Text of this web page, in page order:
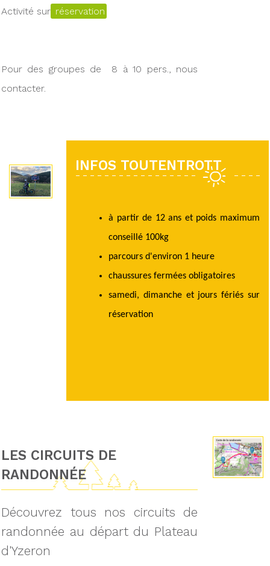
Activité sur réservation
Pour des groupes de 8 à 10 pers., nous
contacter.
INFOS TOUTENTROTT
à partir de 12 ans et poids maximum
conseillé 100kg
parcours d'environ 1 heure
chaussures fermées obligatoires
samedi, dimanche et jours fériés sur
réservation
LES CIRCUITS DE
RANDONNÉE
Découvrez tous nos circuits de
randonnée au départ du Plateau
d'Yzeron